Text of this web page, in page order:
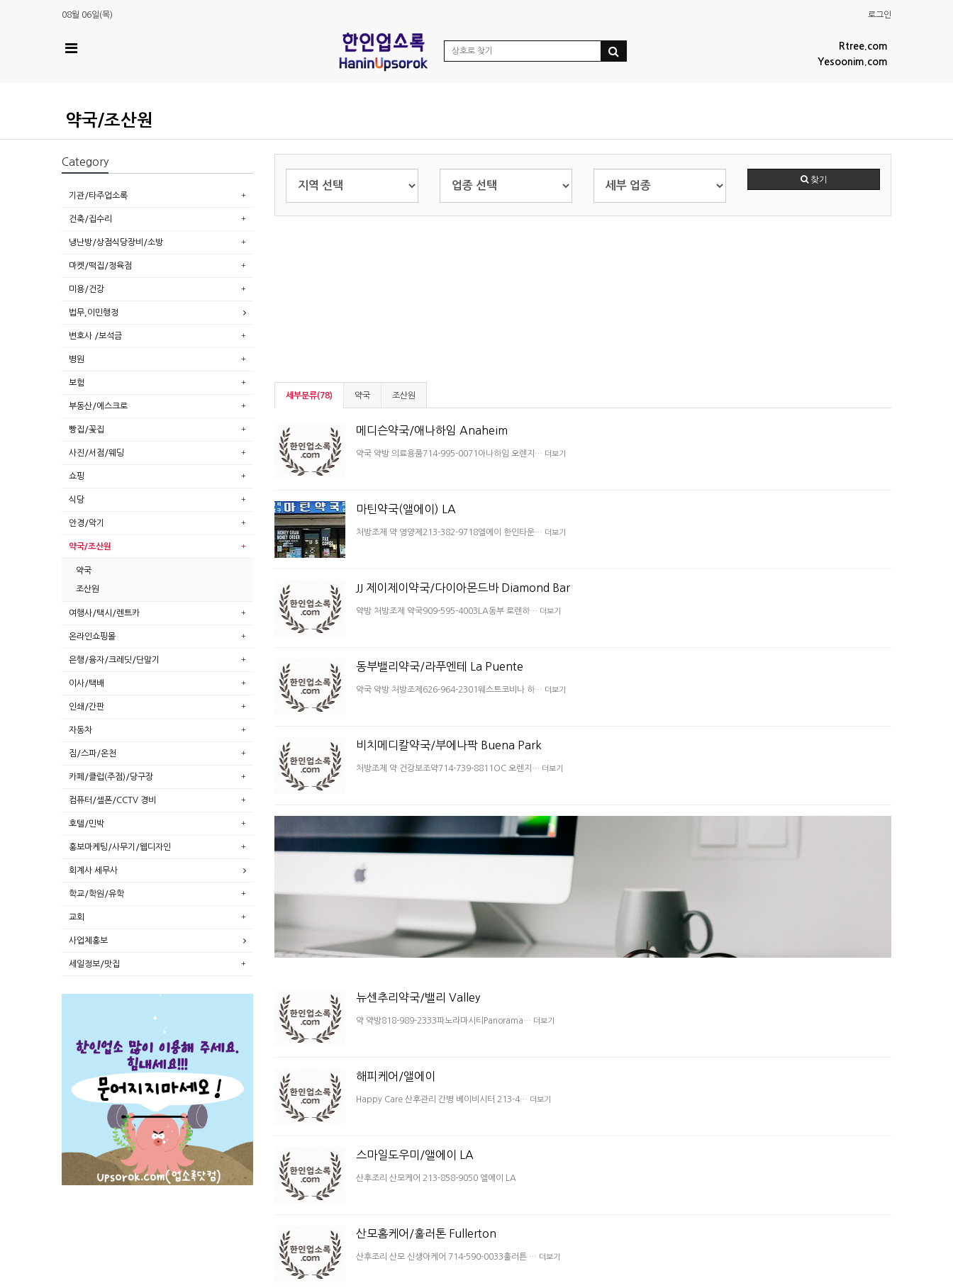
08월 06일(목) 로그인
Rtree.com
Yesoonim.com
약국/조산원
찾기
세부분류(78) 약국 조산원
메디슨약국/애나하임 Anaheim
약국 약방 의료용품714-995-0071아나하임 오렌지… 더보기
마틴약국(앨에이) LA
처방조제 약 영양제213-382-9718엘에이 한인타운… 더보기
JJ 제이제이약국/다이아몬드바 Diamond Bar
약방 처방조제 약국909-595-4003LA동부 로렌하… 더보기
동부밸리약국/라푸엔테 La Puente
약국 약방 처방조제626-964-2301웨스트코비나 하… 더보기
비치메디칼약국/부에나팍 Buena Park
처방조제 약 건강보조약714-739-8811OC 오렌지… 더보기
뉴센추리약국/밸리 Valley
약 약방818-989-2333파노라마시티Panorama… 더보기
해피케어/앨에이
Happy Care 산후관리 간병 베이비시터 213-4… 더보기
스마일도우미/앨에이 LA
산후조리 산모케어 213-858-9050 엘에이 LA
산모홈케어/훌러톤 Fullerton
산후조리 산모 신생아케어 714-590-0033훌러튼 … 더보기
Category
기관/타주업소록
건축/집수리
냉난방/상점식당장비/소방
마켓/떡집/정육점
미용/건강
법무,이민행정
변호사 /보석금
병원
보험
부동산/에스크로
빵집/꽃집
사진/서점/웨딩
쇼핑
식당
안경/악기
약국/조산원
약국
조산원
여행사/택시/렌트카
온라인쇼핑몰
은행/융자/크레딧/단말기
이사/택배
인쇄/간판
자동차
짐/스파/온천
카페/클럽(주점)/당구장
컴퓨터/셀폰/CCTV 경비
호텔/민박
홍보마케팅/사무기/웹디자인
회계사 세무사
학교/학원/유학
교회
사업체홍보
세일정보/맛집